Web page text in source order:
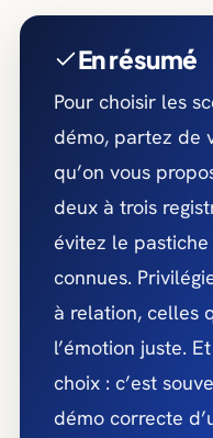
en avant.
en fonction
comédiens
on construit
En résumé
Pour choisir les
démo, partez de
qu’on vous
deux à trois
évitez le
connues.
à relation, celles
l’émotion juste.
choix : c’est
démo correcte